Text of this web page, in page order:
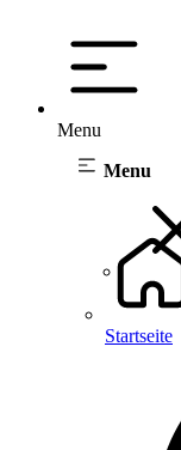
Menu
Menu
Startseite